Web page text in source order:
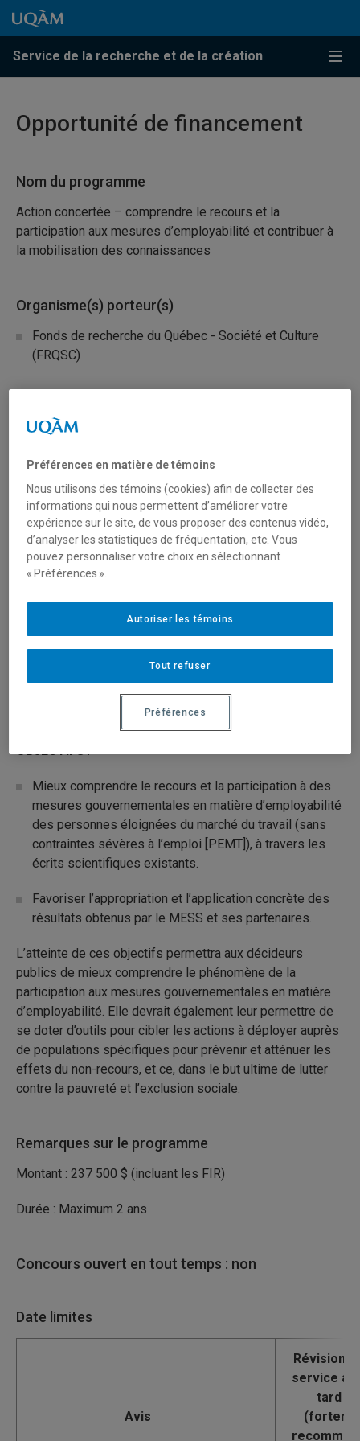
Passer au contenu
Accéder au menu principal
Accéder à la recherche
Passer au contenu
Accéder au menu principal
Service de la recherche et de la création
Menu
Opportunité de financement
Nom du programme
Action concertée – comprendre le recours et la
participation aux mesures d’employabilité et contribuer à
la mobilisation des connaissances
Organisme(s) porteur(s)
Fonds de recherche du Québec - Société et Culture
(FRQSC)
Ministère de l’Emploi et de la Solidarité sociale (MESS)
Type de financement
Fonctionnement
Mobilisation des connaissances (réseautage, transfert
et diffusion)
Secteur(s)
Sciences humaines et sociales
Description du programme
OBJECTIFS:
Mieux comprendre le recours et la participation à des
mesures gouvernementales en matière d’employabilité
des personnes éloignées du marché du travail (sans
contraintes sévères à l’emploi [PEMT]), à travers les
écrits scientifiques existants.
Favoriser l’appropriation et l’application concrète des
résultats obtenus par le MESS et ses partenaires.
L’atteinte de ces objectifs permettra aux décideurs
publics de mieux comprendre le phénomène de la
participation aux mesures gouvernementales en matière
d’employabilité. Elle devrait également leur permettre de
se doter d’outils pour cibler les actions à déployer auprès
de populations spécifiques pour prévenir et atténuer les
effets du non-recours, et ce, dans le but ultime de lutter
contre la pauvreté et l’exclusion sociale.
Remarques sur le programme
Montant : 237 500 $ (incluant les FIR)
Durée : Maximum 2 ans
Concours ouvert en tout temps : non
Date limites
Avis
Préférences en matière de témoins
Nous utilisons des témoins (cookies) afin de collecter des
informations qui nous permettent d’améliorer votre
expérience sur le site, de vous proposer des contenus vidéo,
d’analyser les statistiques de fréquentation, etc. Vous
pouvez personnaliser votre choix en sélectionnant
« Préférences ».
Tout refuser
Autoriser les témoins
Préférences